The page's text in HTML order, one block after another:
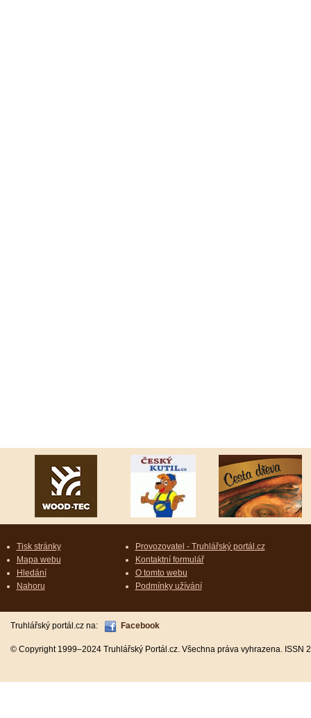
Tisk stránky
Mapa webu
Hledání
Nahoru
Provozovatel - Truhlářský portál.cz
Kontaktní formulář
O tomto webu
Podmínky užívání
Truhlářský portál.cz na: Facebook
© Copyright 1999–2024 Truhlářský Portál.cz. Všechna práva vyhrazena.